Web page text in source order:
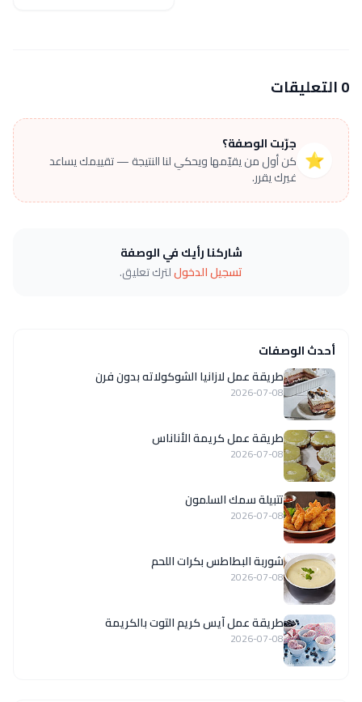
0 التعليقات
⭐
جرّبت الوصفة؟
كن أول من يقيّمها ويحكي لنا النتيجة — تقييمك يساعد
غيرك يقرر.
شاركنا رأيك في الوصفة
تسجيل الدخوللترك تعليق.
أحدث الوصفات
طريقة عمل لازانيا الشوكولاته بدون فرن
2026-07-08
طريقة عمل كريمة الأناناس
2026-07-08
تتبيلة سمك السلمون
2026-07-08
شوربة البطاطس بكرات اللحم
2026-07-08
طريقة عمل آيس كريم التوت بالكريمة
2026-07-08